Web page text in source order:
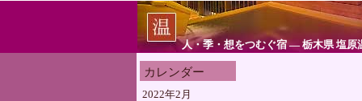
人・季・想をつむぐ宿 ― 栃木県 塩原
カレンダー
2022年2月